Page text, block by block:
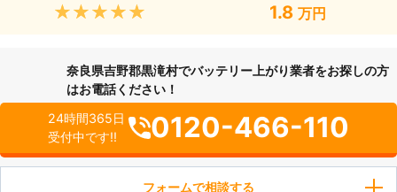
★★★★★ 1.8 万円
奈良県吉野郡黒滝村でバッテリー上がり業者をお探しの方
はお電話ください！
24時間365日
受付中です!!
0120-466-110
フォームで相談する